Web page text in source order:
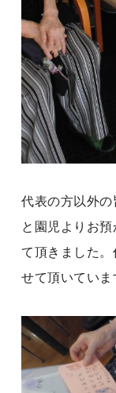
代表の方以外
と園児よりお
て頂きました
せて頂いていま